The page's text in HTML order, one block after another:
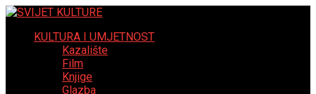
KULTURA I UMJETNOST
Kazalište
Film
Knjige
Glazba